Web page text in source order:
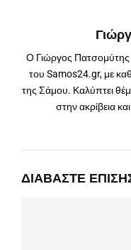
Ο Γιώργος Πατσομύτης
του Samos24.gr, με
της Σάμου. Καλύπτει
στην ακρίβεια
ΔΙΑΒΆΣΤΕ